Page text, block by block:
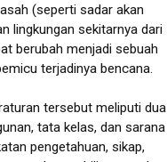
(seperti sadar akan
lingkungan sekitarnya dari
berubah menjadi sebuah
terjadinya bencana.
tersebut meliputi dua
tata kelas, dan sarana
pengetahuan, sikap,